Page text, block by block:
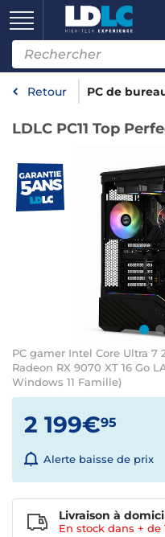
Retour PC de
LDLC PC11 Top
PC gamer Intel Core Ultra 7
Radeon RX 9070 XT 16 Go
Windows 11 Famille)
2 199€95
Alerte baisse de prix
Livraison à
En stock dans + de